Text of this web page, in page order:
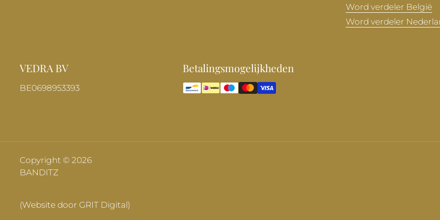
Word verdeler België
Word verdeler
VEDRA BV
BE0698953393
Betalingsmogelijkheden
Copyright © 2026
BANDITZ
(Website door GRIT Digital)